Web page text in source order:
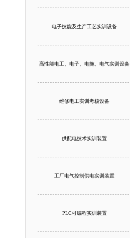
电子技能及生产工艺实训设备
高性能电工、电子、电拖、电气实训设备
维修电工实训考核设备
供配电技术实训装置
工厂电气控制供电实训装置
PLC可编程实训装置